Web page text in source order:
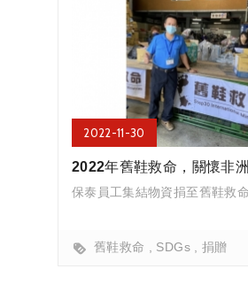
2022-11-30
2022年舊鞋救命，關懷非
保泰員工集結物資捐至舊鞋救
舊鞋救命 SDGs 捐贈